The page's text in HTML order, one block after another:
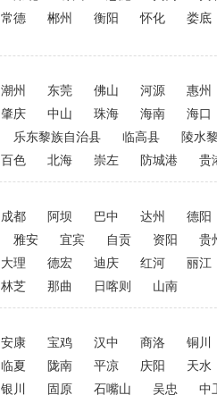
常德 郴州 衡阳 怀化 娄底
潮州 东莞 佛山 河源
惠州
肇庆 中山 珠海 海南
海口
乐东黎族自治县 临高县
陵水
百色 北海 崇左 防城港 贵
成都 阿坝 巴中 达州
德阳
雅安 宜宾 自贡 资阳
贵
大理 德宏 迪庆 红河
丽江
林芝 那曲 日喀则 山南
安康 宝鸡 汉中 商洛
铜川
临夏 陇南 平凉 庆阳
天水
银川 固原 石嘴山 吴忠
中